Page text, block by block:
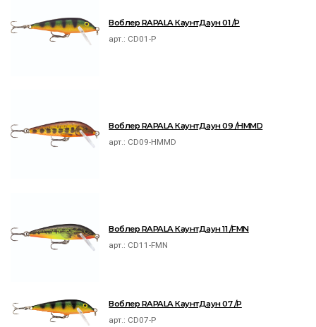
Воблер RAPALA КаунтДаун 01 /P
арт.: CD01-P
Воблер RAPALA КаунтДаун 09 /HMMD
арт.: CD09-HMMD
Воблер RAPALA КаунтДаун 11 /FMN
арт.: CD11-FMN
Воблер RAPALA КаунтДаун 07 /P
арт.: CD07-P